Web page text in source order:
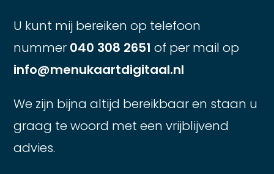
U kunt mij bereiken op telefoon
nummer 040 308 2651 of per mail op
info@menukaartdigitaal.nl
We zijn bijna altijd bereikbaar en staan u
graag te woord met een vrijblijvend
advies.